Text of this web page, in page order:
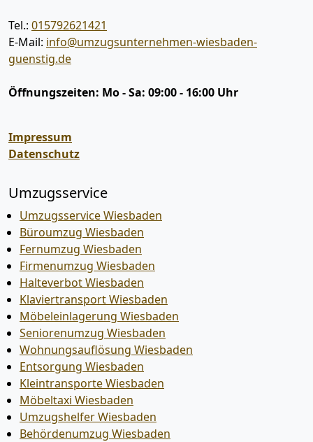
Tel.: 015792621421
E-Mail: info@umzugsunternehmen-wiesbaden-
guenstig.de
Öffnungszeiten: Mo - Sa: 09:00 - 16:00 Uhr
Impressum
Datenschutz
Umzugsservice
Umzugsservice Wiesbaden
Büroumzug Wiesbaden
Fernumzug Wiesbaden
Firmenumzug Wiesbaden
Halteverbot Wiesbaden
Klaviertransport Wiesbaden
Möbeleinlagerung Wiesbaden
Seniorenumzug Wiesbaden
Wohnungsauflösung Wiesbaden
Entsorgung Wiesbaden
Kleintransporte Wiesbaden
Möbeltaxi Wiesbaden
Umzugshelfer Wiesbaden
Behördenumzug Wiesbaden